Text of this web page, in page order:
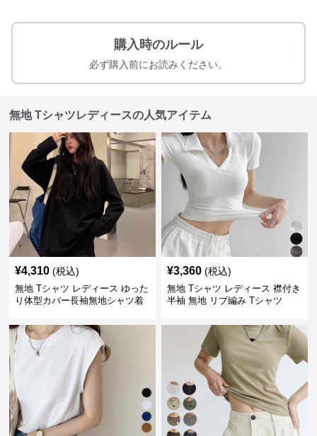
購入時のルール
必ず購入前にお読みください。
無地 Tシャツレディースの人気アイテム
¥4,310 (税込)
無地 Tシャツ レディース ゆった
り体型カバー長袖無地シャツ着
¥3,360 (税込)
無地 Tシャツ レディース 襟付き
半袖 無地 リブ編み Tシャツ